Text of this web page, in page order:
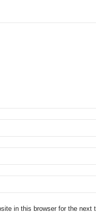
in this browser for the next